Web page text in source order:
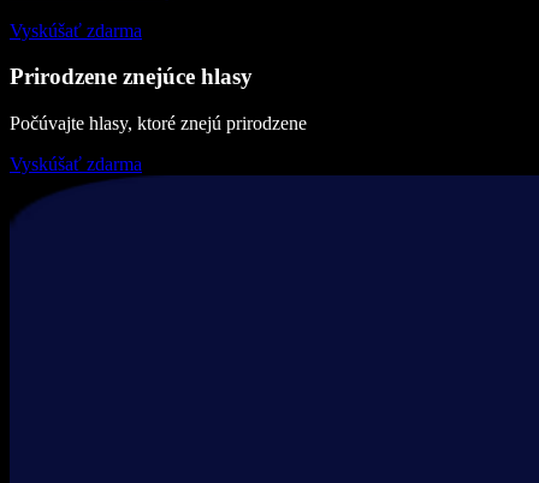
Vyskúšať zdarma
Prirodzene znejúce hlasy
Počúvajte hlasy, ktoré znejú prirodzene
Vyskúšať zdarma